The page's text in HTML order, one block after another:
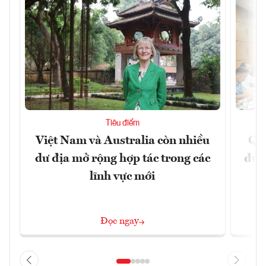
Tiêu điểm
Việt Nam và Australia còn nhiều
dư địa mở rộng hợp tác trong các
lĩnh vực mới
Đọc ngay
đủ